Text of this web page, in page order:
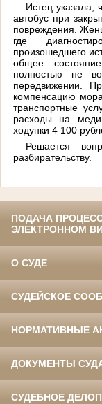
Истец указала,
автобус при
повреждения.
где
произошедшего
общее
полностью не
передвижении.
компенсацию
транспортные
расходы на
ходунки 4 100
Решается
разбирательству.
ПОДАЧА
ЭЛЕКТРОННОМ
О СУДЕ
СУДЕЙСКОЕ
НОРМАТИВНЫЕ
ДОКУМЕНТЫ
СУДЕБНОЕ